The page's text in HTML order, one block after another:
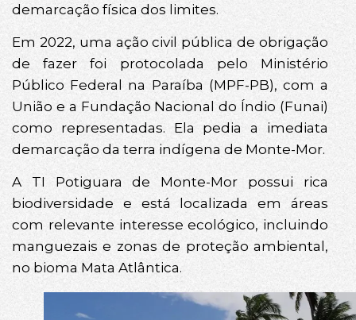
demarcação física dos limites.
Em 2022, uma ação civil pública de obrigação
de fazer foi protocolada pelo Ministério
Público Federal na Paraíba (MPF-PB), com a
União e a Fundação Nacional do Índio (Funai)
como representadas. Ela pedia a imediata
demarcação da terra indígena de Monte-Mor.
A TI Potiguara de Monte-Mor possui rica
biodiversidade e está localizada em áreas
com relevante interesse ecológico, incluindo
manguezais e zonas de proteção ambiental,
no bioma Mata Atlântica.